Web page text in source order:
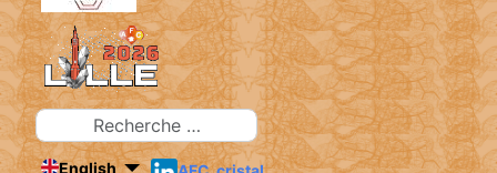
Rechercher
English